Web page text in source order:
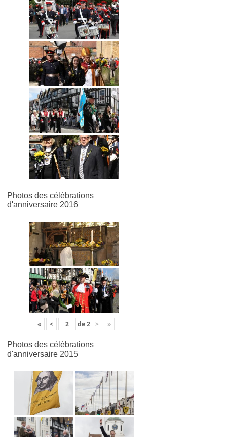
Photos des célébrations
d'anniversaire 2016
« < de2 > »
Photos des célébrations
d'anniversaire 2015